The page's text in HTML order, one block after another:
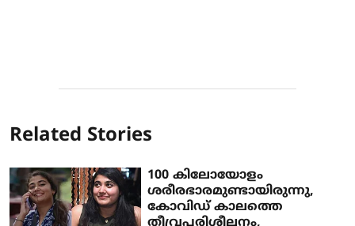
Related Stories
100 കിലോയോളം
ശരീരഭാരമുണ്ടായിരുന്നു,
കോവിഡ് കാലത്തെ
തീവ്രപരിശീലനം,